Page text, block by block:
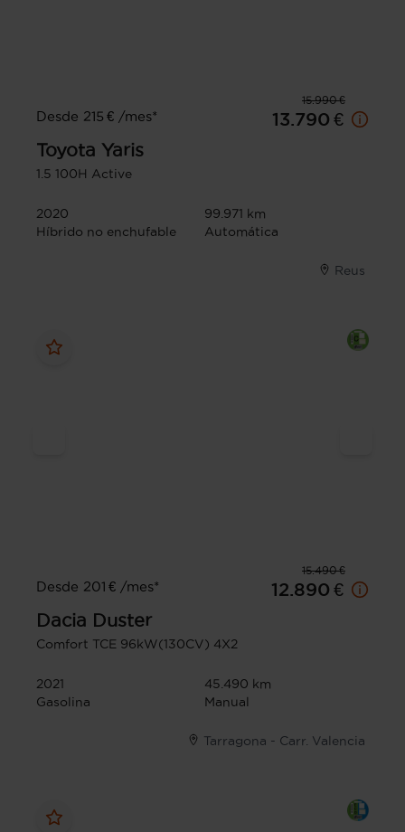
15.990 €
Desde 215 € /mes*
13.790 €
Toyota Yaris
1.5 100H Active
2020
99.971 km
Híbrido no enchufable
Automática
Reus
15.490 €
Desde 201 € /mes*
12.890 €
Dacia Duster
Comfort TCE 96kW(130CV) 4X2
2021
45.490 km
Gasolina
Manual
Tarragona - Carr. Valencia